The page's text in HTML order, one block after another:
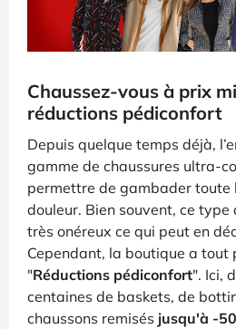
Chaussez-vous à prix
réductions pédiconfort
Depuis quelque temps déjà,
gamme de chaussures ultra-
permettre de gambader toute
douleur. Bien souvent, ce type
très onéreux ce qui peut en
Cependant, la boutique a tout
"Réductions pédiconfort". Ici,
centaines de baskets, de
chaussons remisés jusqu'à -